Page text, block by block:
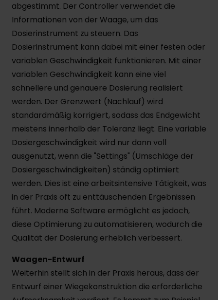
abgestimmt. Der Controller verwendet die
Informationen von der Waage, um das
Dosierinstrument zu steuern. Das
Dosierinstrument kann dabei mit einer festen oder
variablen Geschwindigkeit funktionieren. Mit einer
variablen Geschwindigkeit kann eine viel
schnellere und genauere Dosierung realisiert
werden. Der Grenzwert (Nachlauf) wird
standardmäßig korrigiert, sodass das Endgewicht
meistens innerhalb der Toleranz liegt. Eine variable
Dosiergeschwindigkeit wird nur dann voll
ausgenutzt, wenn die "Settings" (Umschläge der
Dosiergeschwindigkeiten) ständig optimiert
werden. Dies ist eine arbeitsintensive Tätigkeit, was
in der Praxis oft zu enttäuschenden Ergebnissen
führt. Moderne Software ermöglicht es jedoch,
diese Optimierung zu automatisieren, wodurch die
Qualität der Dosierung erheblich verbessert.
Waagen-Entwurf
Weiterhin stellt sich in der Praxis heraus, dass der
Entwurf einer Wiegekonstruktion die erforderliche